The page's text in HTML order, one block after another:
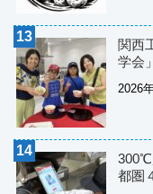
関西
学会
2026
300℃
都圏